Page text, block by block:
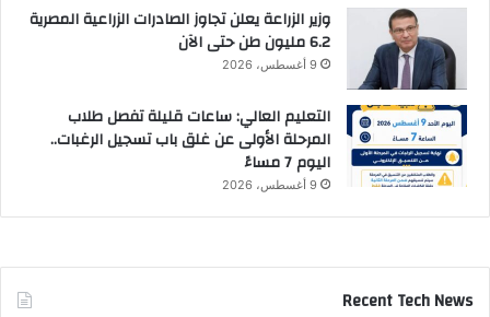
وزير الزراعة يعلن تجاوز الصادرات الزراعية المصرية
6.2 مليون طن حتى الآن
9 أغسطس، 2026
التعليم العالي: ساعات قليلة تفصل طلاب
المرحلة الأولى عن غلق باب تسجيل الرغبات..
اليوم 7 مساءً
9 أغسطس، 2026
Recent Tech News